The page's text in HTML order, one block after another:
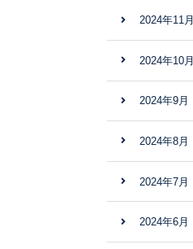
2024年11月
2024年10月
2024年9月
2024年8月
2024年7月
2024年6月